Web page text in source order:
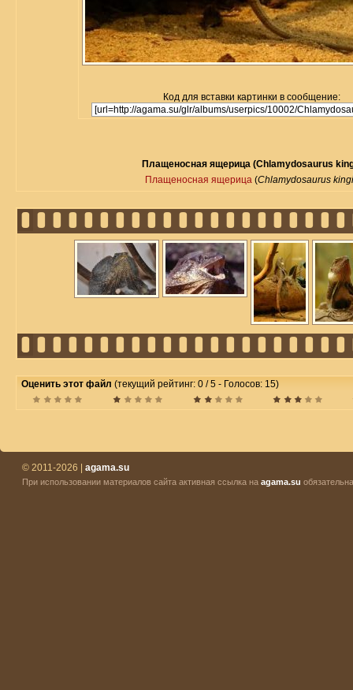
Код для вставки картинки в сообщение:
Плащеносная ящерица (Chlamydosaurus
Плащеносная ящерица (Chlamydosaurus
Оценить этот файл (текущий рейтинг: 0 / 5 - Голосов: 15)
© 2011-2026 | agama.su
При использовании материалов сайта активная ссылка на agama.su